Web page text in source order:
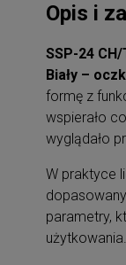
Opis i
SSP-24 CH/
Biały –
formę z
wspierało
wyglądało
W praktyce
parametry,
użytkowania.